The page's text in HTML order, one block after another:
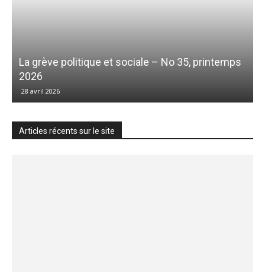
La grève politique et sociale – No 35, printemps
2026
28 avril 2026
Articles récents sur le site